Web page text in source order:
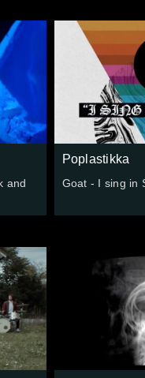
and
Poplastikka
Goat - I sing in